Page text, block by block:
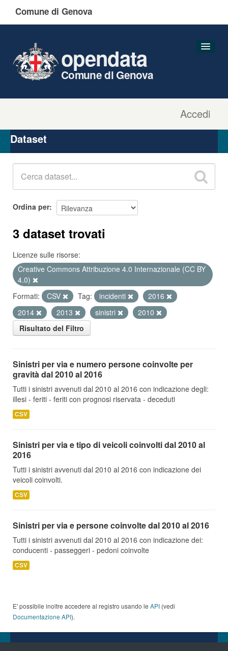
Comune di Genova
Accedi
opendata
Comune di Genova
Organizzazioni
Gruppi
Dataset
Ordina per
3 dataset trovati
Licenze sulle risorse:
Creative Commons Attribuzione 4.0 Internazionale (CC BY
4.0)
Formati:
CSV Tag: incidenti
2016
2014
2013 sinistri
2010
Risultato del Filtro
Sinistri per via e numero persone coinvolte per
gravità dal 2010 al 2016
Tutti i sinistri avvenuti dal 2010 al 2016 con indicazione degli:
illesi - feriti - feriti con prognosi riservata - deceduti
CSV
Sinistri per via e tipo di veicoli coinvolti dal 2010 al
2016
Tutti i sinistri avvenuti dal 2010 al 2016 con indicazione dei
veicoli coinvolti.
CSV
Sinistri per via e persone coinvolte dal 2010 al 2016
Tutti i sinistri avvenuti dal 2010 al 2016 con indicazione dei:
conducenti - passeggeri - pedoni coinvolte
CSV
E' possibile inoltre accedere al registro usando le API (vedi
Documentazione API).